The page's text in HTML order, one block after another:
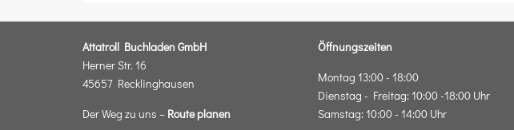
Attatroll Buchladen GmbH
Herner Str. 16
45657 Recklinghausen
Der Weg zu uns – Route planen
Öffnungszeiten
Montag 13:00 - 18:00
Dienstag - Freitag: 10:00 -18:00 Uhr
Samstag: 10:00 - 14:00 Uhr